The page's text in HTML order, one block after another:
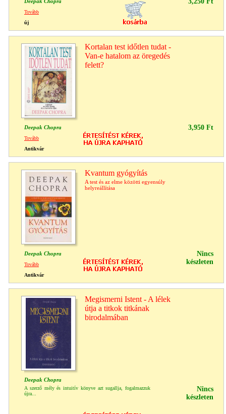
Tovább
új
Kortalan test időtlen tudat -
Van-e hatalom az öregedés
felett?
Deepak Chopra 3,950 Ft
Tovább
Antikvár
Kvantum gyógyítás
A test és az elme közötti egyensúly
helyreállítása
Deepak Chopra
Nincs
készleten
Tovább
Antikvár
Megismerni Istent - A lélek
útja a titkok titkának
birodalmában
Deepak Chopra
A szerző mély és intuitív könyve azt sugallja, fogalmazzuk
újra...
Nincs
készleten